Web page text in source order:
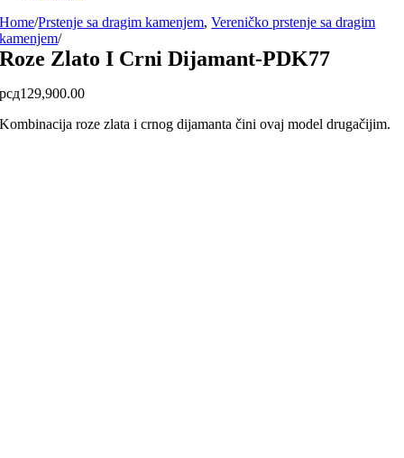
Home/Prstenje sa dragim kamenjem,Vereničko prstenje sa dragim
kamenjem/
Roze Zlato I Crni Dijamant-PDK77
рсд129,900.00
Kombinacija roze zlata i crnog dijamanta čini ovaj model drugačijim.